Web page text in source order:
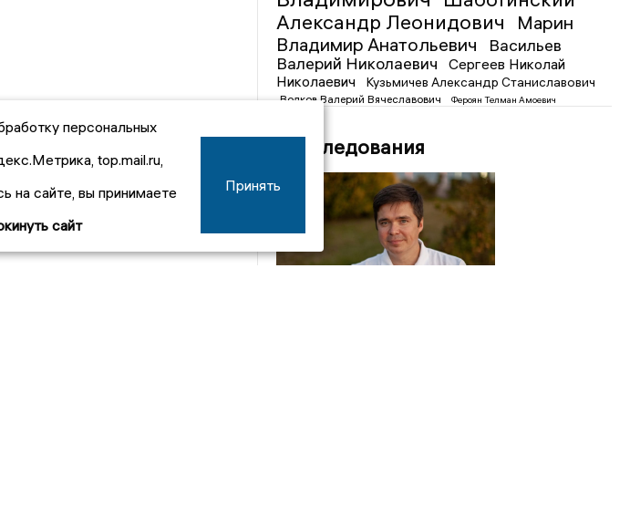
Александр Леонидович
Марин
Владимир Анатольевич
Васильев
Валерий Николаевич
Сергеев Николай
Николаевич
Кузьмичев Александр Станиславович
Волков Валерий Вячеславович Фероян Телман Амоевич
Расследования
персональных
top.mail.ru,
на сайте, вы принимаете
сайт
Принять